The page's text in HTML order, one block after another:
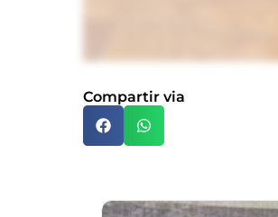
Compartir via